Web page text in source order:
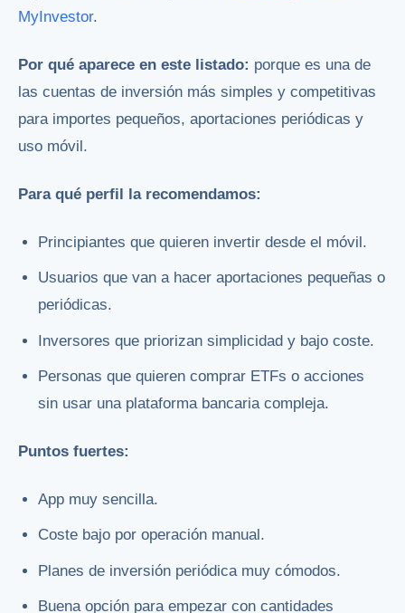
MyInvestor.
Por qué aparece en este listado: porque es una de
las cuentas de inversión más simples y competitivas
para importes pequeños, aportaciones periódicas y
uso móvil.
Para qué perfil la recomendamos:
Principiantes que quieren invertir desde el móvil.
Usuarios que van a hacer aportaciones pequeñas o
periódicas.
Inversores que priorizan simplicidad y bajo coste.
Personas que quieren comprar ETFs o acciones
sin usar una plataforma bancaria compleja.
Puntos fuertes:
App muy sencilla.
Coste bajo por operación manual.
Planes de inversión periódica muy cómodos.
Buena opción para empezar con cantidades